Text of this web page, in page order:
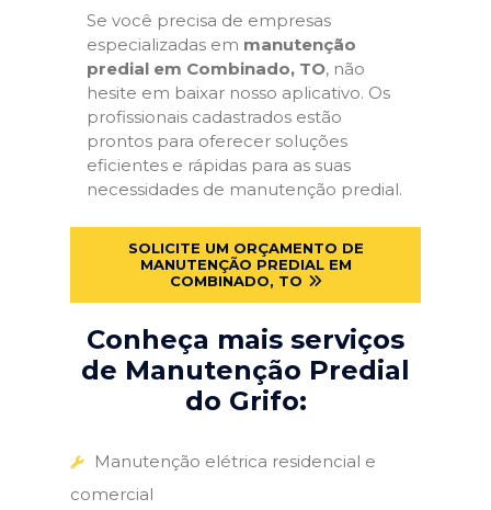
Se você precisa de empresas
especializadas em manutenção
predial em Combinado, TO, não
hesite em baixar nosso aplicativo. Os
profissionais cadastrados estão
prontos para oferecer soluções
eficientes e rápidas para as suas
necessidades de manutenção predial.
SOLICITE UM ORÇAMENTO DE
MANUTENÇÃO PREDIAL EM
COMBINADO, TO
Conheça mais serviços
de Manutenção Predial
do Grifo:
Manutenção elétrica residencial e
comercial